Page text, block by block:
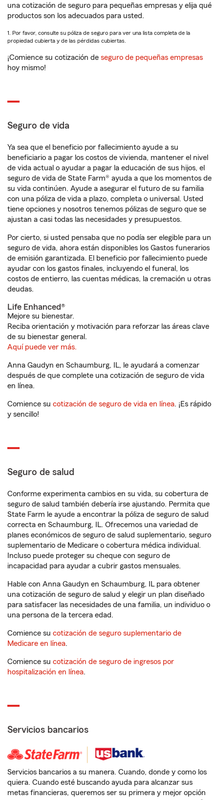
una cotización de seguro para pequeñas empresas y elija qué
productos son los adecuados para usted.
1. Por favor, consulte su póliza de seguro para ver una lista completa de la
propiedad cubierta y de las pérdidas cubiertas.
¡Comience su cotización de seguro de pequeñas empresas
hoy mismo!
Seguro de vida
Ya sea que el beneficio por fallecimiento ayude a su
beneficiario a pagar los costos de vivienda, mantener el nivel
de vida actual o ayudar a pagar la educación de sus hijos, el
seguro de vida de State Farm® ayuda a que los momentos de
su vida continúen. Ayude a asegurar el futuro de su familia
con una póliza de vida a plazo, completa o universal. Usted
tiene opciones y nosotros tenemos pólizas de seguro que se
ajustan a casi todas las necesidades y presupuestos.
Por cierto, si usted pensaba que no podía ser elegible para un
seguro de vida, ahora están disponibles los Gastos funerarios
de emisión garantizada. El beneficio por fallecimiento puede
ayudar con los gastos finales, incluyendo el funeral, los
costos de entierro, las cuentas médicas, la cremación u otras
deudas.
Life Enhanced®
Mejore su bienestar.
Reciba orientación y motivación para reforzar las áreas clave
de su bienestar general.
Aquí puede ver más.
Anna Gaudyn en Schaumburg, IL, le ayudará a comenzar
después de que complete una cotización de seguro de vida
en línea.
Comience su cotización de seguro de vida en línea. ¡Es rápido
y sencillo!
Seguro de salud
Conforme experimenta cambios en su vida, su cobertura de
seguro de salud también debería irse ajustando. Permita que
State Farm le ayude a encontrar la póliza de seguro de salud
correcta en Schaumburg, IL. Ofrecemos una variedad de
planes económicos de seguro de salud suplementario, seguro
suplementario de Medicare o cobertura médica individual.
Incluso puede proteger su cheque con seguro de
incapacidad para ayudar a cubrir gastos mensuales.
Hable con Anna Gaudyn en Schaumburg, IL para obtener
una cotización de seguro de salud y elegir un plan diseñado
para satisfacer las necesidades de una familia, un individuo o
una persona de la tercera edad.
Comience su cotización de seguro suplementario de
Medicare en línea.
Comience su cotización de seguro de ingresos por
hospitalización en línea.
Servicios bancarios
Servicios bancarios a su manera. Cuando, donde y como los
quiera. Cuando esté buscando ayuda para alcanzar sus
metas financieras, queremos ser su primera y mejor opción